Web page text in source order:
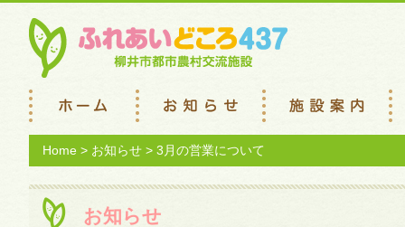
Home > お知らせ > 3月の営業について
お知らせ